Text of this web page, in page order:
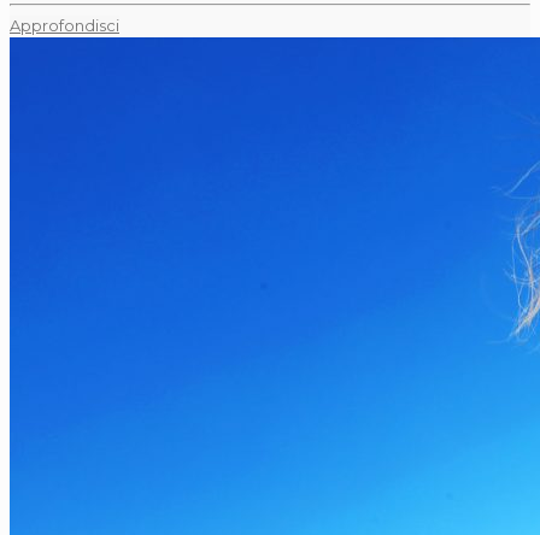
Approfondisci